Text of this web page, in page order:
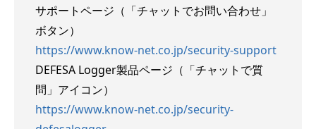
サポートページ（「チャットでお問い合わせ」
ボタン）
https://www.know-net.co.jp/security-support
DEFESA Logger製品ページ（「チャットで質
問」アイコン）
https://www.know-net.co.jp/security-